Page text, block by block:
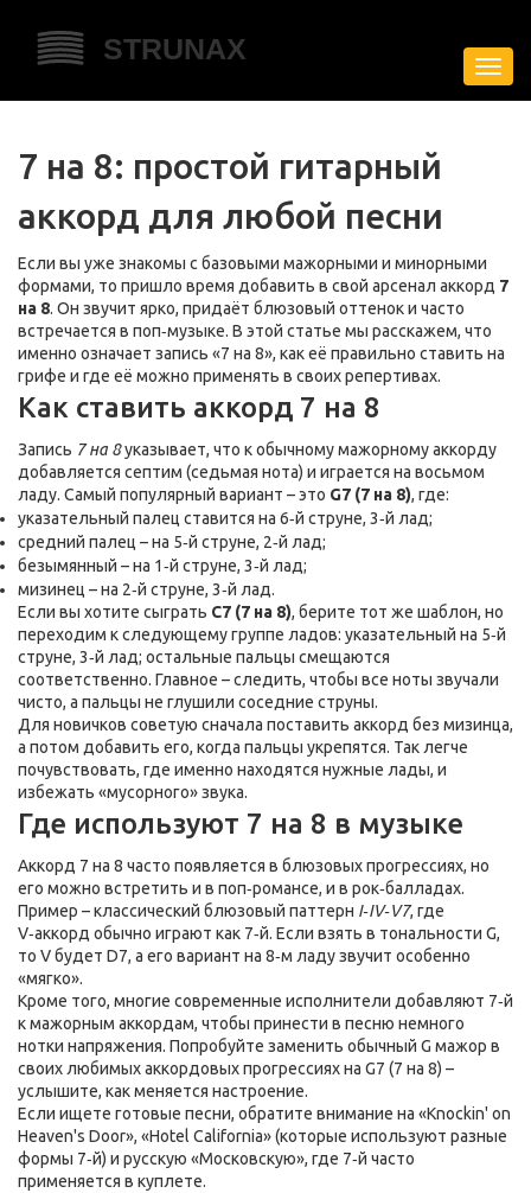
7 на 8: простой гитарный
аккорд для любой песни
Если вы уже знакомы с базовыми мажорными и минорными
формами, то пришло время добавить в свой арсенал аккорд 7
на 8. Он звучит ярко, придаёт блюзовый оттенок и часто
встречается в поп‑музыке. В этой статье мы расскажем, что
именно означает запись «7 на 8», как её правильно ставить на
грифе и где её можно применять в своих репертивах.
Как ставить аккорд 7 на 8
Запись 7 на 8указывает, что к обычному мажорному аккорду
добавляется септим (седьмая нота) и играется на восьмом
ладу. Самый популярный вариант – это G7 (7 на 8), где:
указательный палец ставится на 6‑й струне, 3‑й лад;
средний палец – на 5‑й струне, 2‑й лад;
безымянный – на 1‑й струне, 3‑й лад;
мизинец – на 2‑й струне, 3‑й лад.
Если вы хотите сыграть C7 (7 на 8), берите тот же шаблон, но
переходим к следующему группе ладов: указательный на 5‑й
струне, 3‑й лад; остальные пальцы смещаются
соответственно. Главное – следить, чтобы все ноты звучали
чисто, а пальцы не глушили соседние струны.
Для новичков советую сначала поставить аккорд без мизинца,
а потом добавить его, когда пальцы укрепятся. Так легче
почувствовать, где именно находятся нужные лады, и
избежать «мусорного» звука.
Где используют 7 на 8 в музыке
Аккорд 7 на 8 часто появляется в блюзовых прогрессиях, но
его можно встретить и в поп‑романсе, и в рок‑балладах.
Пример – классический блюзовый паттерн I‑IV‑V7, где
V‑аккорд обычно играют как 7‑й. Если взять в тональности G,
то V будет D7, а его вариант на 8‑м ладу звучит особенно
«мягко».
Кроме того, многие современные исполнители добавляют 7‑й
к мажорным аккордам, чтобы принести в песню немного
нотки напряжения. Попробуйте заменить обычный G мажор в
своих любимых аккордовых прогрессиях на G7 (7 на 8) –
услышите, как меняется настроение.
Если ищете готовые песни, обратите внимание на «Knockin' on
Heaven's Door», «Hotel California» (которые используют разные
формы 7‑й) и русскую «Московскую», где 7‑й часто
применяется в куплете.